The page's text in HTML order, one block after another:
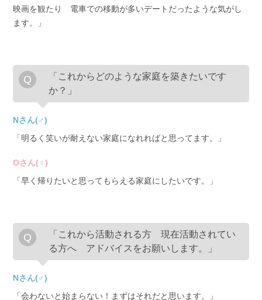
映画を観たり 電車での移動が多いデートだったような気がし
ます。」
「これからどのような家庭を築きたいです
か？」
Nさん(♂)
「明るく笑いが耐えない家庭になれればと思ってます。」
Oさん(♀)
「早く帰りたいと思ってもらえる家庭にしたいです。」
「これから活動される方 現在活動されてい
る方へ アドバイスをお願いします。」
Nさん(♂)
「会わないと始まらない！まずはそれだと思います。」